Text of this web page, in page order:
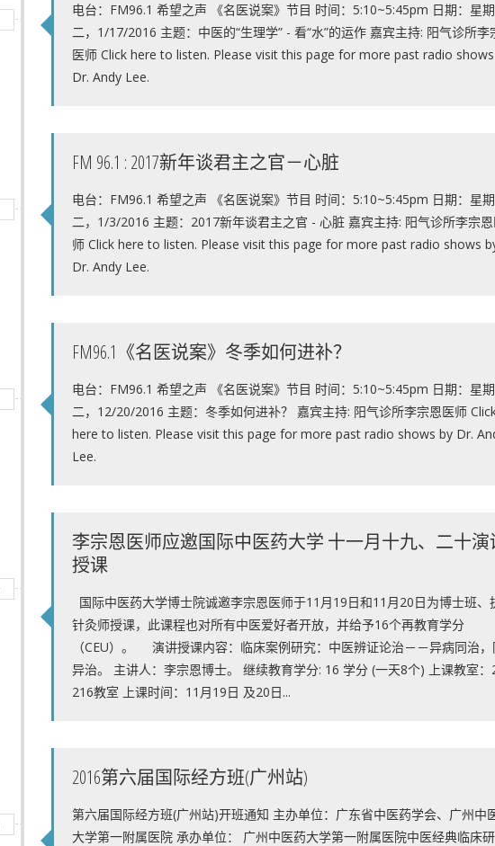
电台：FM96.1 希望之声 《名医说案》节目 时间：5:10~5:45pm 日期：星期
二，1/17/2016 主题：中医的“生理学” - 看“水”的运作 嘉宾主持: 阳气诊所李
医师 Click here to listen. Please visit this page for more past radio
Dr. Andy Lee.
FM 96.1 : 2017新年谈君主之官－心脏
电台：FM96.1 希望之声 《名医说案》节目 时间：5:10~5:45pm 日期：星期
二，1/3/2016 主题：2017新年谈君主之官 - 心脏 嘉宾主持: 阳气诊所李宗
师 Click here to listen. Please visit this page for more past radio shows
Dr. Andy Lee.
FM96.1《名医说案》冬季如何进补？
电台：FM96.1 希望之声 《名医说案》节目 时间：5:10~5:45pm 日期：星期
二，12/20/2016 主题：冬季如何进补？ 嘉宾主持: 阳气诊所李宗恩医师
here to listen. Please visit this page for more past radio shows by Dr.
Lee.
李宗恩医师应邀国际中医药大学 十一月十九、二十演
授课
国际中医药大学博士院诚邀李宗恩医师于11月19日和11月20日为博士班、
针灸师授课，此课程也对所有中医爱好者开放，并给予16个再教育学分
（CEU）。 演讲授课内容：临床案例研究：中医辨证论治－－异病同治
异治。 主讲人：李宗恩博士。 继续教育学分: 16 学分 (一天8个) 上课教室：
216教室 上课时间：11月19日 及20日...
2016第六届国际经方班(广州站)
第六届国际经方班(广州站)开班通知 主办单位：广东省中医药学会、广州中
大学第一附属医院 承办单位： 广州中医药大学第一附属医院中医经典临床